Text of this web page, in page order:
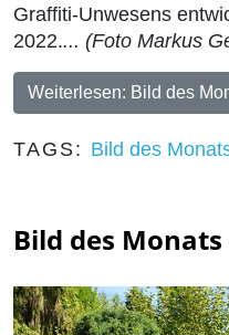
Graffiti-Unwesens
2022.... (Foto Markus
Weiterlesen: Bild des
TAGS: Bild des
Bild des Monats